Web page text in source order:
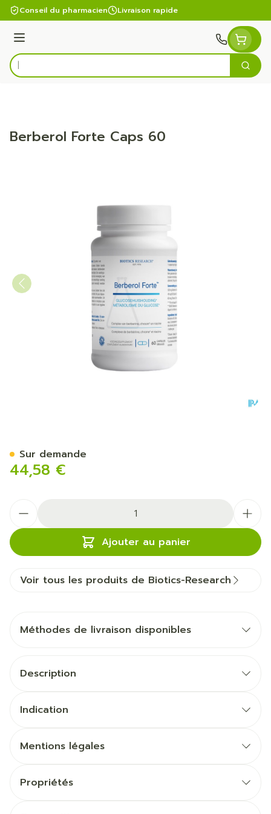
Aller au contenu
Conseil du pharmacien Livraison rapide
Menu
Rechercher
Berberol Forte Caps 60
44,58 €
Ajouter au panier
Sur demande
Voir tous les produits de Biotics-Research
Méthodes de livraison disponibles
Description
Indication
Mentions légales
Propriétés